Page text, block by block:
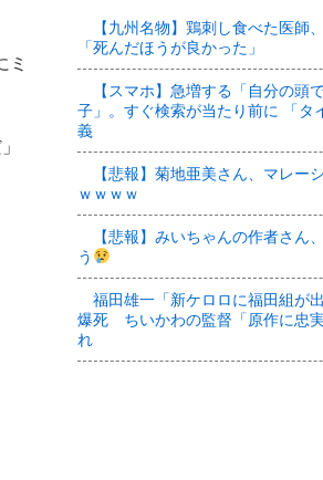
ミ
【九州名物】鶏刺し食べた医師
「死んだほうが良かった」
【スマホ】急増する「自分の頭
子」。すぐ検索が当たり前に 「タ
義
【悲報】菊地亜美さん、マレー
ｗｗｗｗ
【悲報】みいちゃんの作者さん
う
福田雄一「新ケロロに福田組が
爆死 ちいかわの監督「原作に忠
れ